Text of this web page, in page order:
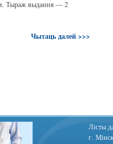
Тыраж выдання — 2
Чытаць далей >>>
Лiсты
г.